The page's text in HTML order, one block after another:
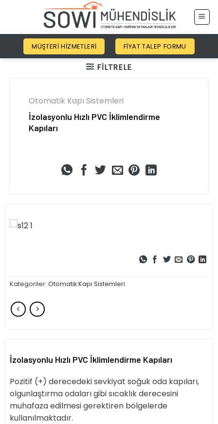
MÜŞTERI HIZMETLERI FIYAT TALEP FORMU
FILTRELE
Otomatik Kapı Sistemleri
İzolasyonlu Hızlı PVC İklimlendirme
Kapıları
Kategoriler: Otomatik Kapı Sistemleri
İzolasyonlu Hızlı PVC İklimlendirme Kapıları
Pozitif (+) derecedeki sevkiyat soğuk oda kapıları,
olgunlaştırma odaları gibi sıcaklık derecesini
muhafaza edilmesi gerektiren bölgelerde
kullanılmaktadır.